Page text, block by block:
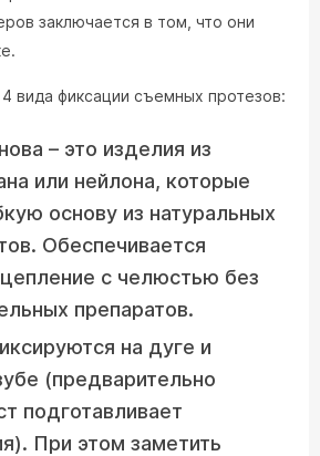
заключается в том, что они
вида фиксации съемных протезов:
– это изделия из
или нейлона, которые
основу из натуральных
Обеспечивается
с челюстью без
препаратов.
на дуге и
(предварительно
подготавливает
При этом заметить